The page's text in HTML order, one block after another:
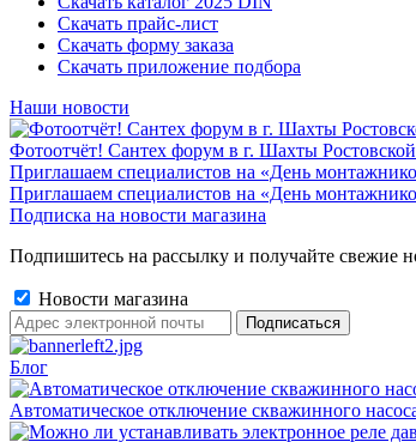
Скачать прайс-лист
Скачать форму заказа
Скачать приложение подбора
Наши новости
Фотоотчёт! Сантех форум в г. Шахты
Приглашаем специалистов на «День
Приглашаем специалистов на «День
Подписка на новости магазина
Подпишитесь на рассылку и получайте свежие
Новости магазина
Блог
Автоматическое отключение скважинного